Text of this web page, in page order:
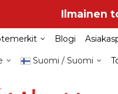
Ilmainen
Blogi
Suomi / Suomi